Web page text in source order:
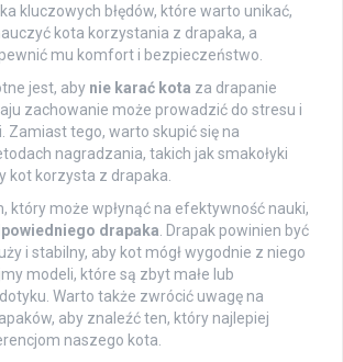
kluczowych błędów, które warto unikać,
kota korzystania z drapaka, a
mu komfort i bezpieczeństwo.
jest, aby nie karać kota za drapanie
zachowanie może prowadzić do stresu i
Zamiast tego, warto skupić się na
nagradzania, takich jak smakołyki
kot korzysta z drapaka.
który może wpłynąć na efektywność nauki,
drapaka . Drapak powinien być
i stabilny, aby kot mógł wygodnie z niego
modeli, które są zbyt małe lub
Warto także zwrócić uwagę na
aby znaleźć ten, który najlepiej
naszego kota.